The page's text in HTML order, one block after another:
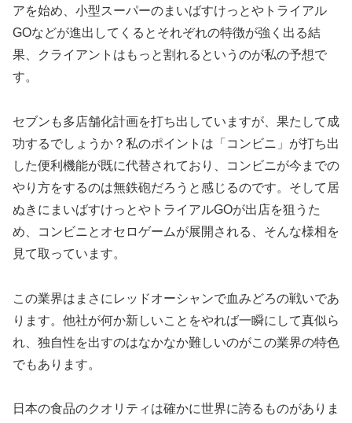
アを始め、小型スーパーのまいばすけっとやトライアル
GOなどが進出してくるとそれぞれの特徴が強く出る結
果、クライアントはもっと割れるというのが私の予想で
す。
セブンも多店舗化計画を打ち出していますが、果たして成
功するでしょうか？私のポイントは「コンビニ」が打ち出
した便利機能が既に代替されており、コンビニが今までの
やり方をするのは無鉄砲だろうと感じるのです。そして居
ぬきにまいばすけっとやトライアルGOが出店を狙うた
め、コンビニとオセロゲームが展開される、そんな様相を
見て取っています。
この業界はまさにレッドオーシャンで血みどろの戦いであ
ります。他社が何か新しいことをやれば一瞬にして真似ら
れ、独自性を出すのはなかなか難しいのがこの業界の特色
でもあります。
日本の食品のクオリティは確かに世界に誇るものがありま